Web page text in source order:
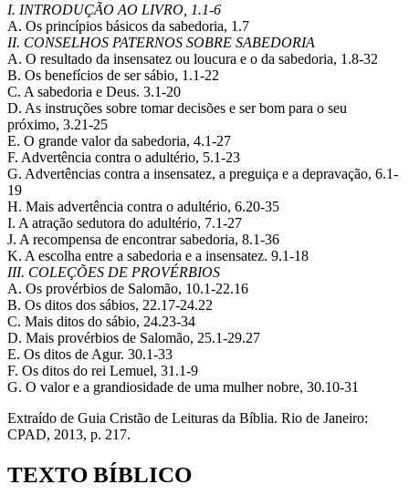
I. INTRODUÇÃO AO LIVRO, 1.1-6
A. Os princípios básicos da sabedoria, 1.7
II. CONSELHOS PATERNOS SOBRE SABEDORIA
A. O resultado da insensatez ou loucura e o da sabedoria, 1.8-32
B. Os benefícios de ser sábio, 1.1-22
C. A sabedoria e Deus. 3.1-20
D. As instruções sobre tomar decisões e ser bom para o seu
próximo, 3.21-25
E. O grande valor da sabedoria, 4.1-27
F. Advertência contra o adultério, 5.1-23
G. Advertências contra a insensatez, a preguiça e a depravação, 6.1-
19
H. Mais advertência contra o adultério, 6.20-35
I. A atração sedutora do adultério, 7.1-27
J. A recompensa de encontrar sabedoria, 8.1-36
K. A escolha entre a sabedoria e a insensatez. 9.1-18
III. COLEÇÕES DE PROVÉRBIOS
A. Os provérbios de Salomão, 10.1-22.16
B. Os ditos dos sábios, 22.17-24.22
C. Mais ditos do sábio, 24.23-34
D. Mais provérbios de Salomão, 25.1-29.27
E. Os ditos de Agur. 30.1-33
F. Os ditos do rei Lemuel, 31.1-9
G. O valor e a grandiosidade de uma mulher nobre, 30.10-31
Extraído de Guia Cristão de Leituras da Bíblia. Rio de Janeiro:
CPAD, 2013, p. 217.
TEXTO BÍBLICO